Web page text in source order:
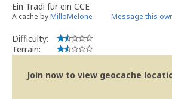
Ein Tradi für ein CCE
A cache byMilloMelone Message this
Difficulty:
Terrain:
Join now to view geocache